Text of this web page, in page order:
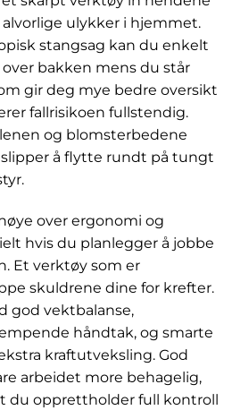
ulykker i hjemmet.
stangsag kan du enkelt
bakken mens du står
gir deg mye bedre oversikt
fallrisikoen fullstendig.
og blomsterbedene
å flytte rundt på tungt
over ergonomi og
hvis du planlegger å jobbe
Et verktøy som er
skuldrene dine for krefter.
god vektbalanse,
håndtak, og smarte
kraftutveksling. God
arbeidet more behagelig,
du opprettholder full kontroll